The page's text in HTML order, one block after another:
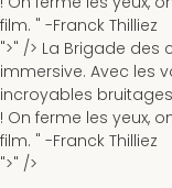
film. " -Franck Thilliez
">" /> La Brigade des
immersive. Avec les
incroyables
! On ferme les yeux,
film. " -Franck Thilliez
">" />